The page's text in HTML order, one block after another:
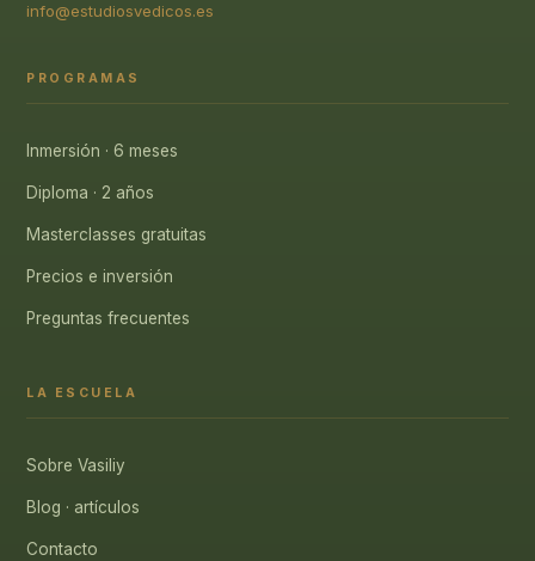
info@estudiosvedicos.es
PROGRAMAS
Inmersión · 6 meses
Diploma · 2 años
Masterclasses gratuitas
Precios e inversión
Preguntas frecuentes
LA ESCUELA
Sobre Vasiliy
Blog · artículos
Contacto